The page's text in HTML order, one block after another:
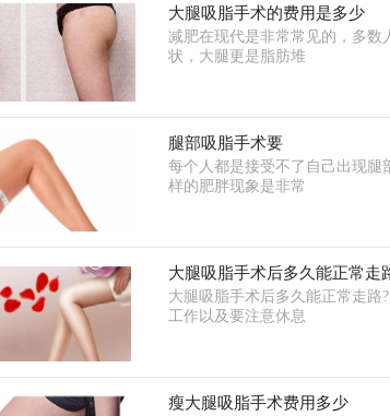
大腿吸脂手术的费用是多少
减肥在现代是非常常见的，多数
状，大腿更是脂肪堆
腿部吸脂手术要
每个人都是接受不了自己出现腿
样的肥胖现象是非常
大腿吸脂手术后多久能正常走
大腿吸脂手术后多久能正常走路
工作以及要注意休息
瘦大腿吸脂手术费用多少